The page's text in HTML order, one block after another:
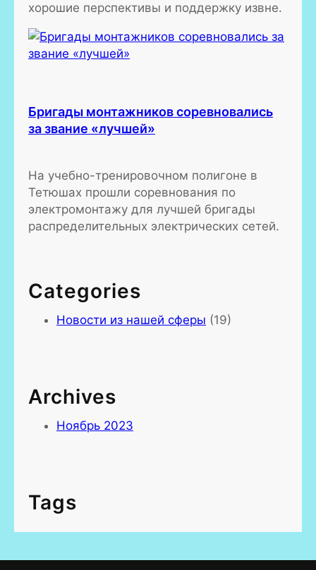
хорошие перспективы и поддержку извне.
Бригады монтажников соревновались
за звание «лучшей»
На учебно-тренировочном полигоне в
Тетюшах прошли соревнования по
электромонтажу для лучшей бригады
распределительных электрических сетей.
Categories
Новости из нашей сферы (19)
Archives
Ноябрь 2023
Tags